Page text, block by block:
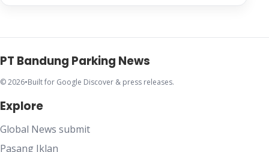
PT Bandung Parking News
© 2026•Built for Google Discover & press releases.
Explore
Global News submit
Pasang Iklan